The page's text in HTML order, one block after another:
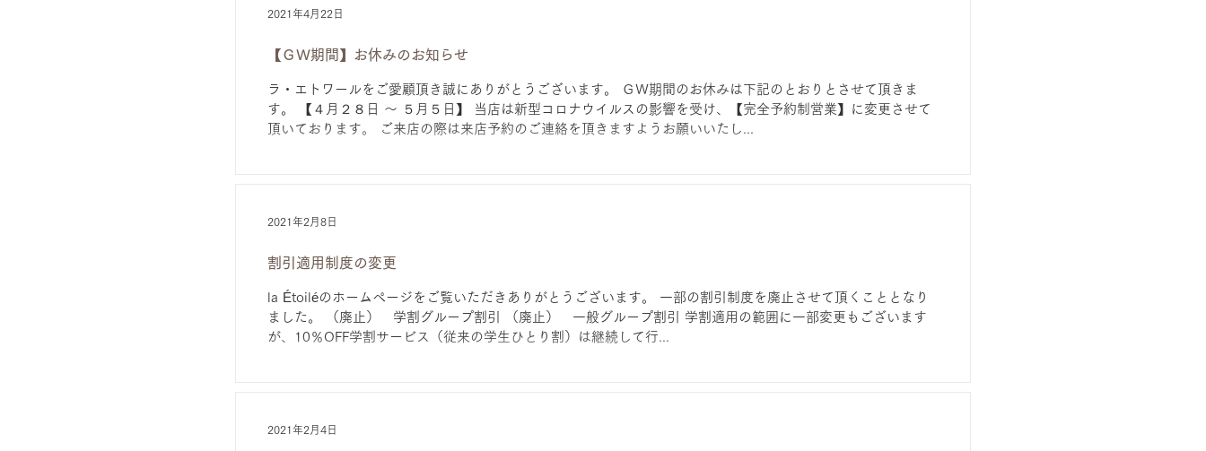
【ＧＷ期間】お休みのお知らせ
ラ・エトワールをご愛顧頂き誠にありがとうございます。 ＧＷ期間のお休みは下記のとおりとさせて頂きま
す。 【４月２８日 ～ ５月５日】 当店は新型コロナウイルスの影響を受け、【完全予約制営業】に変更させて
頂いております。 ご来店の際は来店予約のご連絡を頂きますようお願いいたし...
2021年4月22日
割引適用制度の変更
la Étoiléのホームページをご覧いただきありがとうございます。 一部の割引制度を廃止させて頂くこととなり
ました。 （廃止） 学割グループ割引 （廃止） 一般グループ割引 学割適用の範囲に一部変更もございます
が、10％OFF学割サービス（従来の学生ひとり割）は継続して行...
2021年2月8日
2021年2月4日